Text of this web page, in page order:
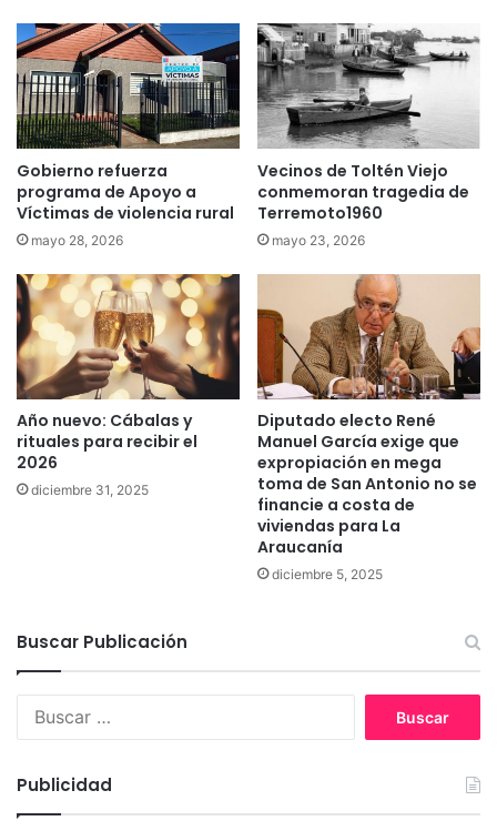
e
l
i
p
e
o
s
u
s
p
e
n
d
e
s
s
a
t
i
v
i
d
a
d
a
a
u
Gobierno refuerza
programa de Apoyo a
Víctimas de violencia rural
mayo 28, 2026
Vecinos de Toltén Viejo
conmemoran tragedia de
Terremoto1960
mayo 23, 2026
Año nuevo: Cábalas y
rituales para recibir el
2026
diciembre 31, 2025
Diputado electo René
Manuel García exige que
expropiación en mega
toma de San Antonio no se
financie a costa de
viviendas para La
Araucanía
diciembre 5, 2025
Buscar Publicación
Publicidad